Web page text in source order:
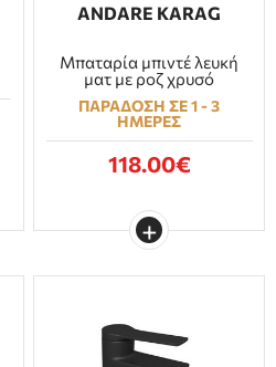
ANDARE KARAG
Μπαταρία μπιντέ λευκή
ματ με ροζ χρυσό
ΠΑΡΑΔΟΣΗ ΣΕ 1 - 3
ΗΜΕΡΕΣ
118.00€